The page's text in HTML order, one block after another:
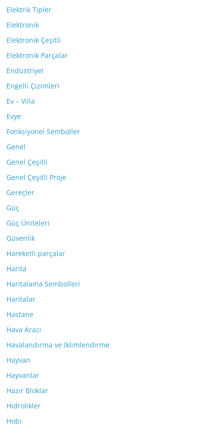
Elektrik Tipler
Elektronik
Elektronik Çeşitli
Elektronik Parçalar
Endüstriyel
Engelli Çizimleri
Ev – Villa
Evye
Fonksiyonel Semboller
Genel
Genel Çeşitli
Genel Çeşitli Proje
Gereçler
Güç
Güç Üniteleri
Güvenlik
Hareketli parçalar
Harita
Haritalama Sembolleri
Haritalar
Hastane
Hava Aracı
Havalandırma ve İklimlendirme
Hayvan
Hayvanlar
Hazır Bloklar
Hidrolikler
Hobi